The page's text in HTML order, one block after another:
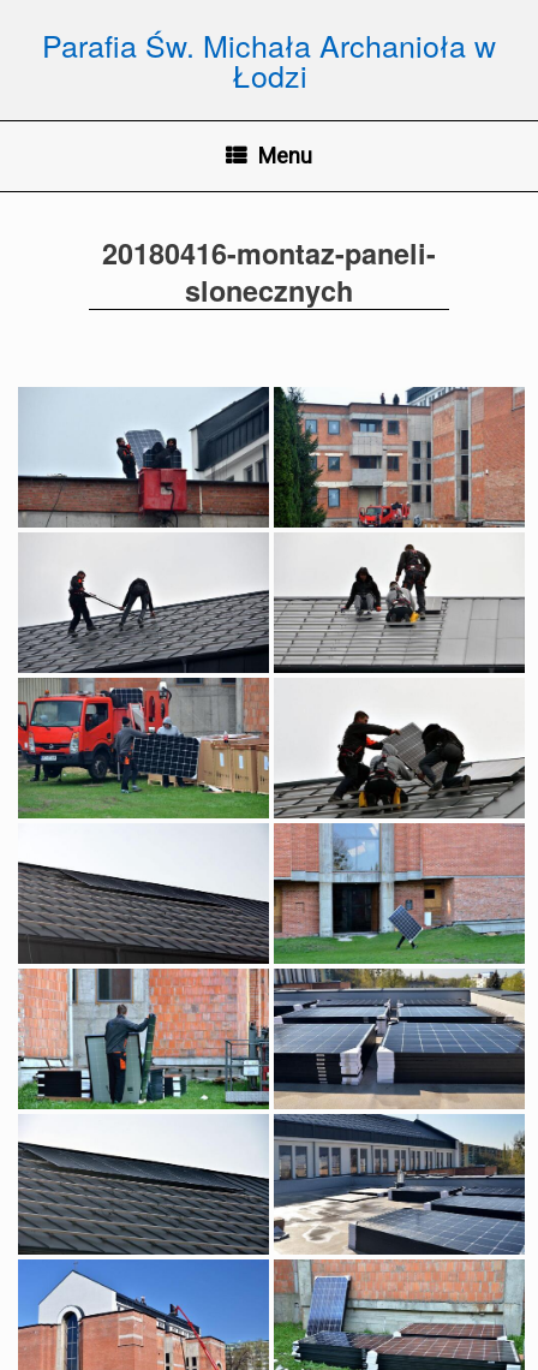
contentParafia Św. Michała Archanioła w
Łodzi
Menu
20180416-montaz-paneli-
slonecznych